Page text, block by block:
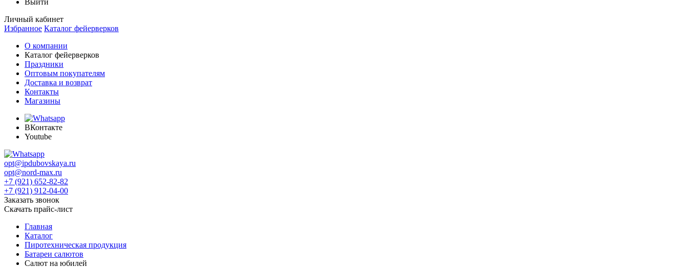
Выйти
Личный кабинет
Избранное Каталог фейерверков
О компании
Каталог фейерверков
Праздники
Оптовым покупателям
Доставка и возврат
Контакты
Магазины
ВКонтакте
Youtube
opt@ipdubovskaya.ru
opt@nord-max.ru
+7 (921) 652-82-82
+7 (921) 912-04-00
Заказать звонок
Скачать прайс-лист
Главная
Каталог
Пиротехническая продукция
Батареи салютов
Салют на юбилей